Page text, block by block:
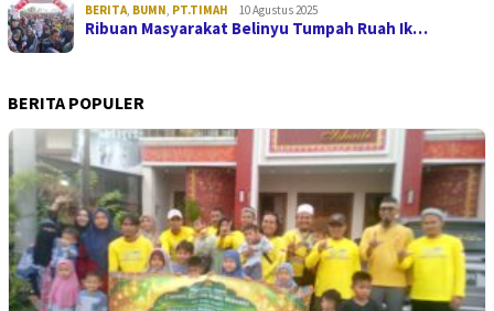
BERITA BUMN PT.TIMAH 10 Agustus 2025
Ribuan Masyarakat Belinyu Tumpah Ruah Ik…
BERITA POPULER